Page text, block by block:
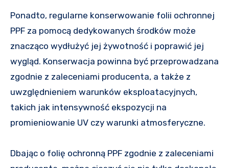
Ponadto, regularne konserwowanie folii ochronnej
PPF za pomocą dedykowanych środków może
znacząco wydłużyć jej żywotność i poprawić jej
wygląd. Konserwacja powinna być przeprowadzana
zgodnie z zaleceniami producenta, a także z
uwzględnieniem warunków eksploatacyjnych,
takich jak intensywność ekspozycji na
promieniowanie UV czy warunki atmosferyczne.
Dbając o folię ochronną PPF zgodnie z zaleceniami